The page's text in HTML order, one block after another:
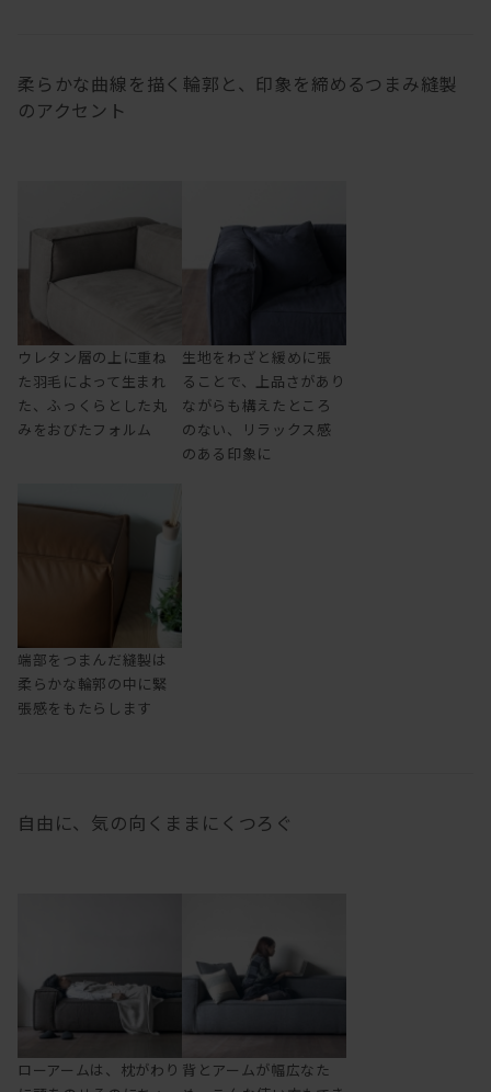
柔らかな曲線を描く輪郭と、印象を締めるつまみ縫製
のアクセント
ウレタン層の上に重ね
た羽毛によって生まれ
た、ふっくらとした丸
みをおびたフォルム
生地をわざと緩めに張
ることで、上品さがあり
ながらも構えたところ
のない、リラックス感
のある印象に
端部をつまんだ縫製は
柔らかな輪郭の中に緊
張感をもたらします
自由に、気の向くままにくつろぐ
ローアームは、枕がわり 背とアームが幅広なた